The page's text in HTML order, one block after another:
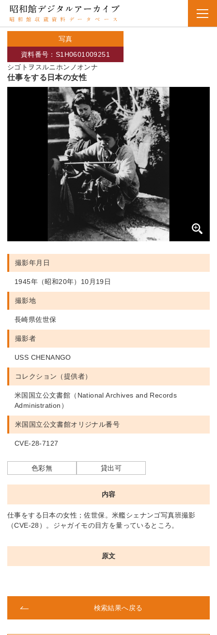
写真
シゴトヲスルニホンノオンナ
資料番号：S1H0601009251
仕事をする日本の女性
撮影年月日
1945年（昭和20年）10月19日
撮影地
長崎県佐世保
撮影者
USS CHENANGO
コレクション（提供者）
米国国立公文書館（National Archives and Records
Administration）
米国国立公文書館オリジナル番号
CVE-28-7127
色彩無 貸出可
内容
仕事をする日本の女性；佐世保。米艦シェナンゴ写真班撮影
（CVE-28）。ジャガイモの目方を量っているところ。
原文
検索結果へ戻る